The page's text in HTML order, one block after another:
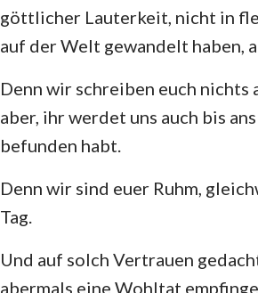
göttlicher Lauterkeit, nicht in
auf der Welt gewandelt haben,
Denn wir schreiben euch nichts
aber, ihr werdet uns auch bis
befunden habt.
Denn wir sind euer Ruhm,
Tag.
Und auf solch Vertrauen
abermals eine Wohltat